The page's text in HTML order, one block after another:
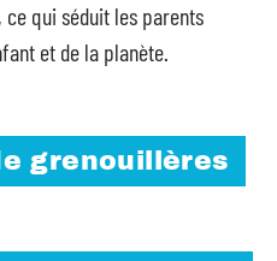
ce qui séduit les parents
et de la planète.
grenouillères